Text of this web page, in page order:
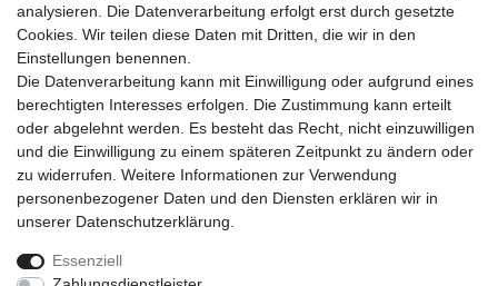
Einkaufen
Zahlungsarten
Versandarten & -kosten
Warenkorb
Mein Konto
Anmelden
Registrieren
analysieren. Die Datenverarbeitung erfolgt erst durch gesetzte
Cookies. Wir teilen diese Daten mit Dritten, die wir in den
Einstellungen benennen.
Die Datenverarbeitung kann mit Einwilligung oder aufgrund eines
berechtigten Interesses erfolgen. Die Zustimmung kann erteilt
oder abgelehnt werden. Es besteht das Recht, nicht einzuwilligen
und die Einwilligung zu einem späteren Zeitpunkt zu ändern oder
zu widerrufen. Weitere Informationen zur Verwendung
personenbezogener Daten und den Diensten erklären wir in
unserer Daten­schutz­erklärung
Essenziell